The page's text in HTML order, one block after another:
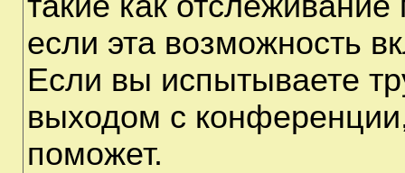
если эта возможность
Если вы испытываете
выходом с
поможет.